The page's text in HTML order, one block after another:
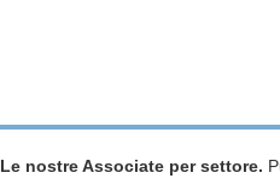
Le nostre Associate per settore.